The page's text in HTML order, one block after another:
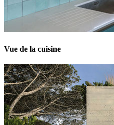
Vue de la cuisine